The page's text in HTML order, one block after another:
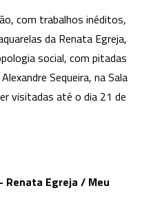
com trabalhos inéditos,
da Renata Egreja,
social, com pitadas
Sequeira, na Sala
visitadas até o dia 21 de
Renata Egreja / Meu